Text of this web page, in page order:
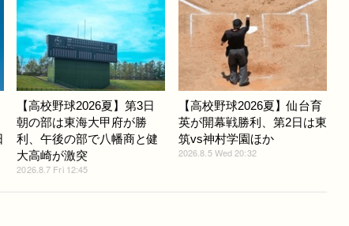
【高校野球2026夏】第3日
朝の部は東海大甲府が勝
利、午後の部で八幡商と健
大高崎が激突
2026.8.7 Fri 12:45
【高校野球2026夏】仙台育
英が開幕戦勝利、第2日は東
筑vs神村学園ほか
2026.8.5 Wed 20:32